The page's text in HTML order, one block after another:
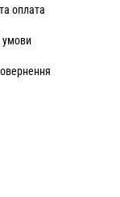
оплата
умови